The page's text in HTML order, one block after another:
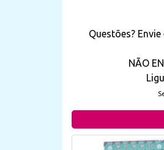
Questões?
NÃO